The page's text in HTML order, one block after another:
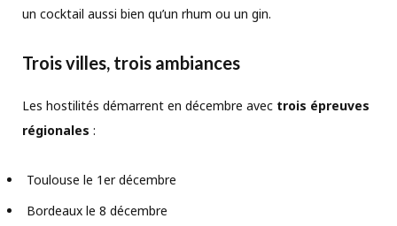
un cocktail aussi bien qu’un rhum ou un gin.
Trois villes, trois ambiances
Les hostilités démarrent en décembre avec trois épreuves
régionales :
Toulouse le 1er décembre
Bordeaux le 8 décembre